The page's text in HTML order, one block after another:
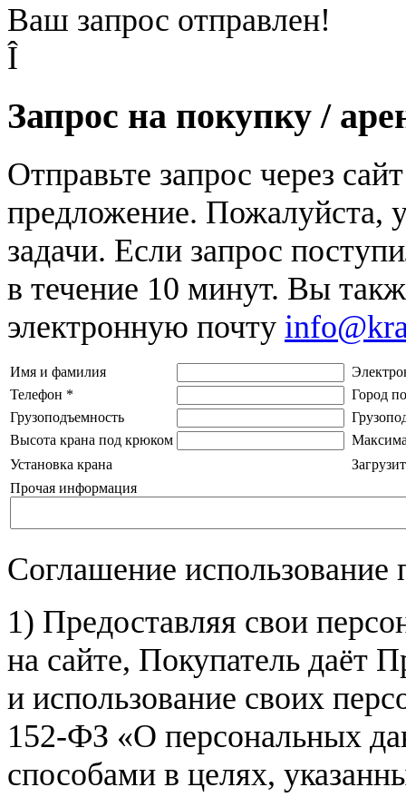
Ваш запрос отправлен!
Î
Запрос на покупку /
Отправьте запрос через
предложение. Пожалуйста,
задачи. Если запрос
в течение 10 минут. Вы
электронную почту
Имя и фамилия
Телефон *
Город
Грузоподъемность
Высота крана под крюком
Установка крана
Прочая информация
Соглашение
1) Предоставляя свои
на сайте, Покупатель даёт
и использование своих
152-ФЗ «О персональных
способами в целях,